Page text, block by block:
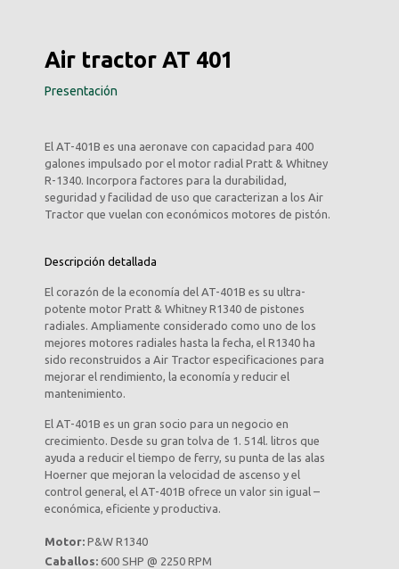
Air tractor AT 401
Presentación
El AT-401B es una aeronave con capacidad para 400
galones impulsado por el motor radial Pratt & Whitney
R-1340. Incorpora factores para la durabilidad,
seguridad y facilidad de uso que caracterizan a los Air
Tractor que vuelan con económicos motores de pistón.
Descripción detallada
El corazón de la economía del AT-401B es su ultra-
potente motor Pratt & Whitney R1340 de pistones
radiales. Ampliamente considerado como uno de los
mejores motores radiales hasta la fecha, el R1340 ha
sido reconstruidos a Air Tractor especificaciones para
mejorar el rendimiento, la economía y reducir el
mantenimiento.
El AT-401B es un gran socio para un negocio en
crecimiento. Desde su gran tolva de 1. 514l. litros que
ayuda a reducir el tiempo de ferry, su punta de las alas
Hoerner que mejoran la velocidad de ascenso y el
control general, el AT-401B ofrece un valor sin igual –
económica, eficiente y productiva.
Motor: P&W R1340
Caballos: 600 SHP @ 2250 RPM